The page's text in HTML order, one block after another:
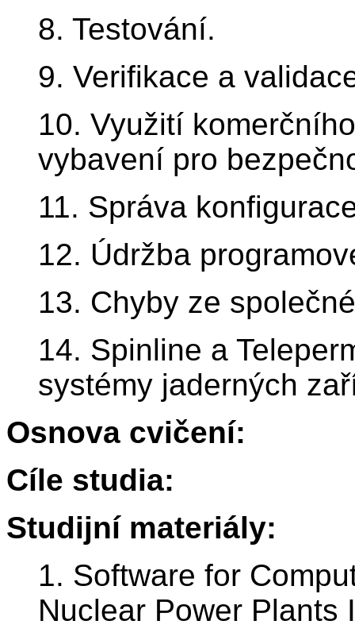
8. Testování.
9. Verifikace a
10. Využití
vybavení pro
11. Správa
12. Údržba
13. Chyby ze
14. Spinline a
systémy jaderných
Osnova cvičení:
Cíle studia:
Studijní materiály:
1. Software for
Nuclear Power Plants